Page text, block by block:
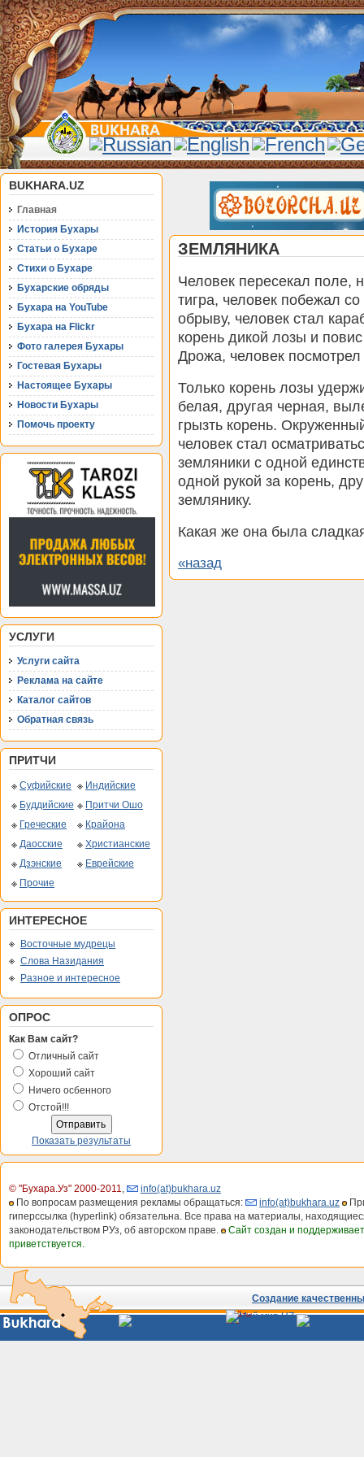
BUKHARA.UZ
Главная
История Бухары
Статьи о Бухаре
Стихи о Бухаре
Бухарские обряды
Бухара на YouTube
Бухара на Flickr
Фото галерея Бухары
Гостевая Бухары
Настоящее Бухары
Новости Бухары
Помочь проекту
УСЛУГИ
Услуги сайта
Реклама на сайте
Каталог сайтов
Обратная связь
ПРИТЧИ
Суфийские
Индийские
Буддийские
Притчи Ошо
Греческие
Крайона
Даосские
Христианские
Дзэнские
Еврейские
Прочие
ИНТЕРЕСНОЕ
Восточные мудрецы
Слова Назидания
Разное и интересное
ОПРОС
Как Вам сайт?
Отличный сайт
Хороший сайт
Ничего осбенного
Отстой!!!
Показать результаты
ЗЕМЛЯНИКА
Человек пересекал поле,
тигра, человек побежал
обрыву, человек стал
корень дикой лозы и
Дрожа, человек
Только корень лозы
белая, другая черная,
грызть корень.
человек стал
земляники с одной
одной рукой за корень,
землянику.
Какая же она была
«назад
© "Бухара.Уз" 2000-2011,
info(at)bukhara.uz
По вопросам размещения рекламы обращаться:
info(at)bukhara.uz
гиперссылка (hyperlink) обязательна. Все права на материалы,
законодательством РУз, об авторском праве.
Сайт создан и
приветствуется.
Создание
Сайты
Узбекистана